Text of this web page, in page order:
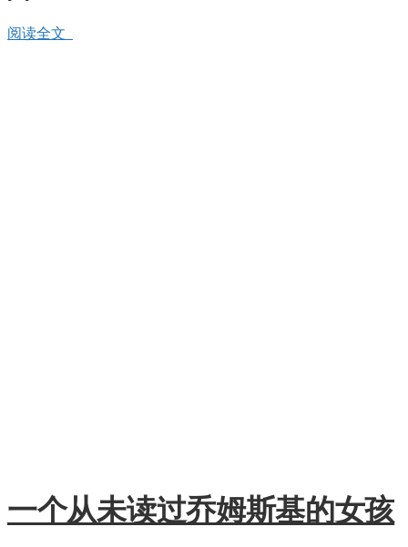
阅读全文
一个从未读过乔姆斯基的女孩